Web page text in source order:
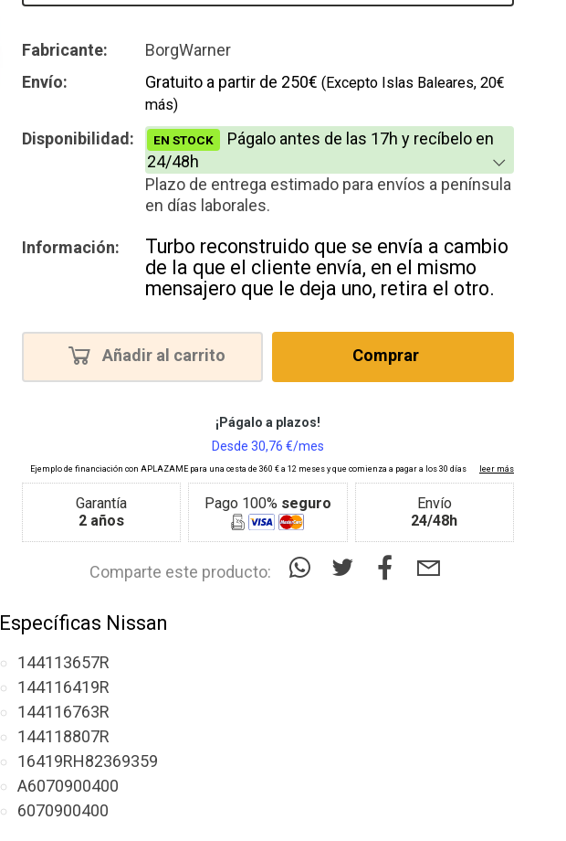
Reconstrucción
Fabricante:
BorgWarner
Envío:
Gratuito a partir de 250€ (Excepto Islas Baleares, 20€
más)
Disponibilidad: EN STOCK
Págalo antes de las 17h y recíbelo en
24/48h
Plazo de entrega estimado para envíos a península
en días laborales.
Información:
Turbo reconstruido que se envía a cambio
de la que el cliente envía, en el mismo
mensajero que le deja uno, retira el otro.
Añadir al carrito Comprar
Garantía
2 años
Pago 100% seguro
Envío
24/48h
Comparte este producto:
Específicas Nissan
144113657R
144116419R
144116763R
144118807R
16419RH82369359
A6070900400
6070900400